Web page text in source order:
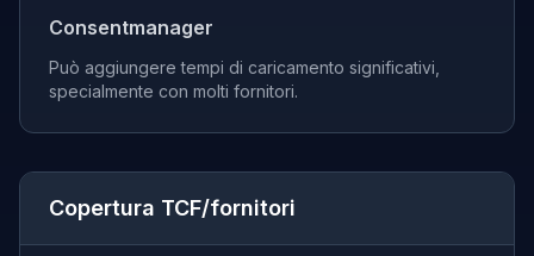
Consentmanager
Può aggiungere tempi di caricamento significativi,
specialmente con molti fornitori.
Copertura TCF/fornitori